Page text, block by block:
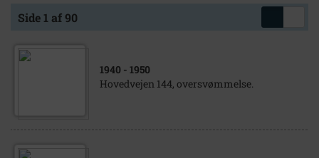
Side 1 af 90
1940 - 1950
Hovedvejen 144, oversvømmelse.